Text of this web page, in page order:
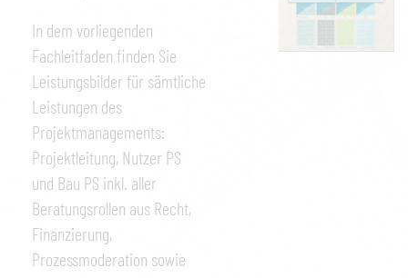
In dem vorliegenden
Fachleitfaden finden Sie
Leistungsbilder für sämtliche
Leistungen des
Projektmanagements:
Projektleitung, Nutzer PS
und Bau PS inkl. aller
Beratungsrollen aus Recht,
Finanzierung,
Prozessmoderation sowie